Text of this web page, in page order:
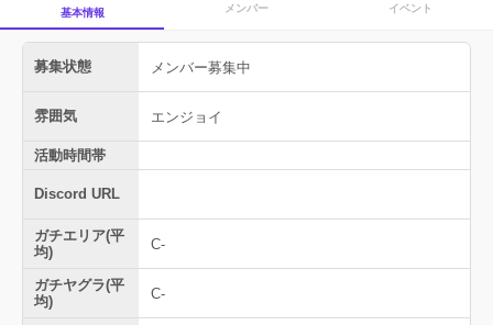
基本情報 メンバー イベント
募集状態 メンバー募集中
雰囲気 エンジョイ
活動時間帯
Discord URL
ガチエリア(平
均)
C-
ガチヤグラ(平
均)
C-